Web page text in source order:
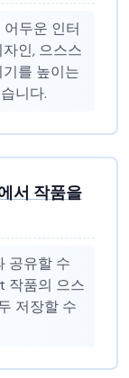
두운 인터
인, 으스스
를 높이는
니다.
서 작품을
공유할 수
작품의 으스
저장할 수